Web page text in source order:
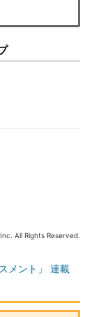
All Rights Reserved.
メント」 連載